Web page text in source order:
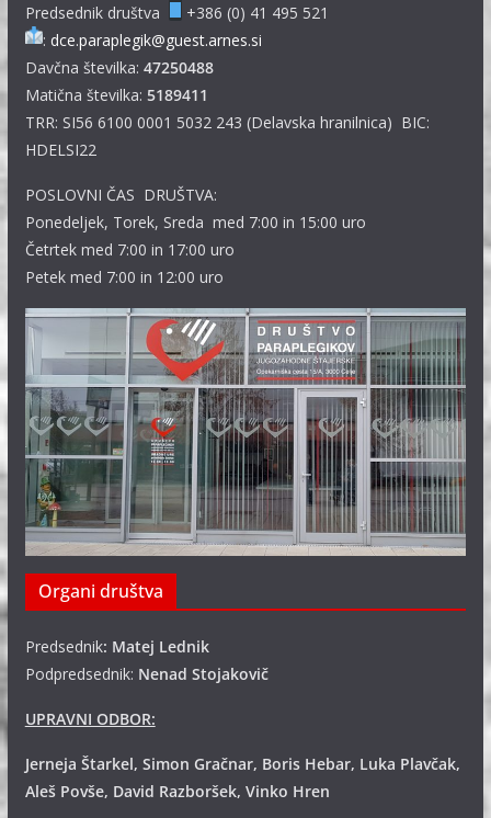
Predsednik društva
+386 (0) 41 495 521
: dce.paraplegik@guest.arnes.si
Davčna številka: 47250488
Matična številka: 5189411
TRR: SI56 6100 0001 5032 243 (Delavska hranilnica) BIC:
HDELSI22
POSLOVNI ČAS DRUŠTVA:
Ponedeljek, Torek, Sreda med 7:00 in 15:00 uro
Četrtek med 7:00 in 17:00 uro
Petek med 7:00 in 12:00 uro
Organi društva
Predsednik: Matej Lednik
Podpredsednik: Nenad Stojakovič
UPRAVNI ODBOR:
Jerneja Štarkel, Simon Gračnar, Boris Hebar, Luka Plavčak,
Aleš Povše, David Razboršek, Vinko Hren